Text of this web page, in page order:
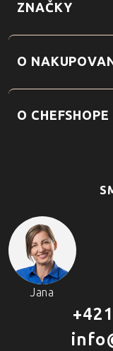
ZNAČKY
O
O CHEFSHOPE
Jana